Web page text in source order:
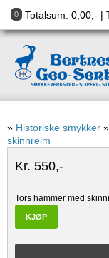
0 Totalsum: 0,00 ,- |
» Historiske smykker »
skinnreim
Kr. 550,-
Tors hammer med
KJØP